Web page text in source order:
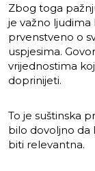
Zbog toga
je važno ljudima
prvenstveno o
uspjesima.
vrijednostima
doprinijeti.
To je suštinska
bilo dovoljno da
biti relevantna.